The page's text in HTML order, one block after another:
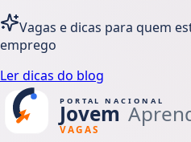
Vagas e dicas para quem
emprego
Ler dicas do blog